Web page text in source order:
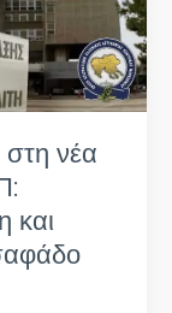
νέα
και